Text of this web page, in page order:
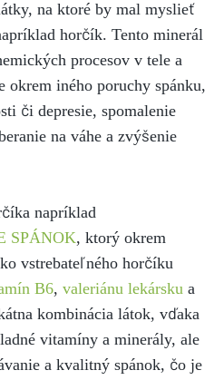
na ktoré by mal myslieť
horčík. Tento minerál
procesov v tele a
okrem iného poruchy spánku,
či depresie, spomalenie
na váhe a zvýšenie
napríklad
SPÁNOK, ktorý okrem
vstrebateľného horčíku
B6, valeriánu lekársku a
kombinácia látok, vďaka
vitamíny a minerály, ale
a kvalitný spánok, čo je